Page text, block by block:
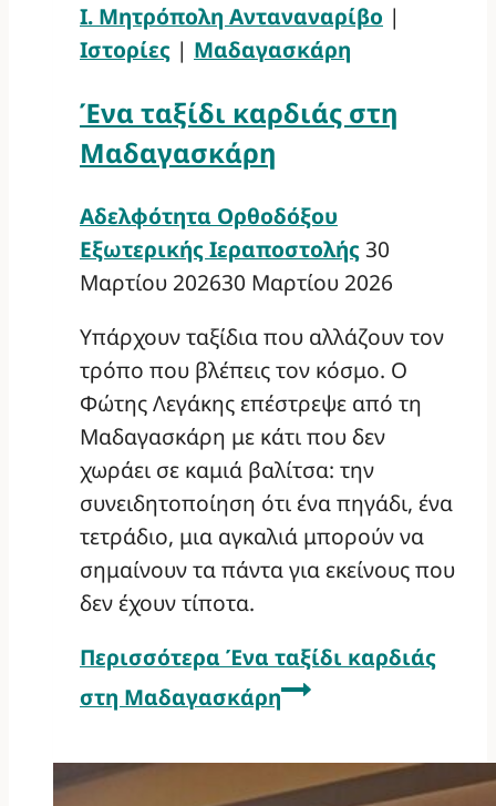
Ι. Μητρόπολη Ανταναναρίβο |
Ιστορίες | Μαδαγασκάρη
Ένα ταξίδι καρδιάς στη
Μαδαγασκάρη
Αδελφότητα Ορθοδόξου
Εξωτερικής Ιεραποστολής 30
Μαρτίου 202630 Μαρτίου 2026
Υπάρχουν ταξίδια που αλλάζουν τον
τρόπο που βλέπεις τον κόσμο. Ο
Φώτης Λεγάκης επέστρεψε από τη
Μαδαγασκάρη με κάτι που δεν
χωράει σε καμιά βαλίτσα: την
συνειδητοποίηση ότι ένα πηγάδι, ένα
τετράδιο, μια αγκαλιά μπορούν να
σημαίνουν τα πάντα για εκείνους που
δεν έχουν τίποτα.
Περισσότερα Ένα ταξίδι καρδιάς
στη Μαδαγασκάρη